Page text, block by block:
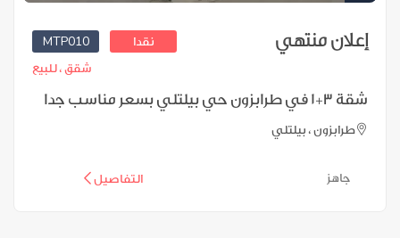
MTP010 نقدا إعلان منتهي
شقق ،للبيع
شقة 3+1 في طرابزون حي بيلتلي بسعر مناسب جدا
طرابزون ، بيلتلي
التفاصيل